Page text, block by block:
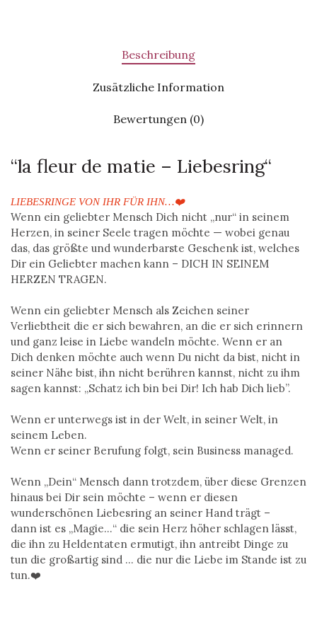
Beschreibung
Zusätzliche Information
Bewertungen (0)
“la fleur de matie – Liebesring“
LIEBESRINGE VON IHR FÜR IHN…❤️
Wenn ein geliebter Mensch Dich nicht „nur“ in seinem
Herzen, in seiner Seele tragen möchte — wobei genau
das, das größte und wunderbarste Geschenk ist, welches
Dir ein Geliebter machen kann – DICH IN SEINEM
HERZEN TRAGEN.
Wenn ein geliebter Mensch als Zeichen seiner
Verliebtheit die er sich bewahren, an die er sich erinnern
und ganz leise in Liebe wandeln möchte. Wenn er an
Dich denken möchte auch wenn Du nicht da bist, nicht in
seiner Nähe bist, ihn nicht berühren kannst, nicht zu ihm
sagen kannst: „Schatz ich bin bei Dir! Ich hab Dich lieb”.
Wenn er unterwegs ist in der Welt, in seiner Welt, in
seinem Leben.
Wenn er seiner Berufung folgt, sein Business managed.
Wenn „Dein“ Mensch dann trotzdem, über diese Grenzen
hinaus bei Dir sein möchte – wenn er diesen
wunderschönen Liebesring an seiner Hand trägt –
dann ist es „Magie…“ die sein Herz höher schlagen lässt,
die ihn zu Heldentaten ermutigt, ihn antreibt Dinge zu
tun die großartig sind … die nur die Liebe im Stande ist zu
tun.❤️